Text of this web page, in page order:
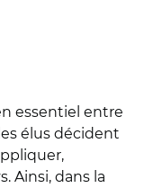
essentiel entre
élus décident
Ainsi, dans la